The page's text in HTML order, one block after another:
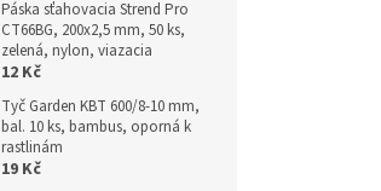
Páska sťahovacia Strend Pro
CT66BG, 200x2,5 mm, 50 ks,
zelená, nylon, viazacia
12 Kč
Tyč Garden KBT 600/8-10 mm,
bal. 10 ks, bambus, oporná k
rastlinám
19 Kč